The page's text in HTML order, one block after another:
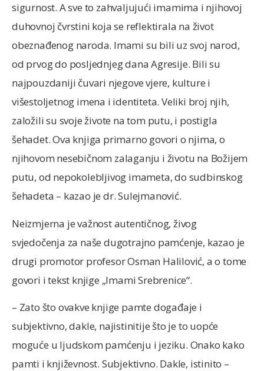
sigurnost. A sve to zahvaljujući imamima i njihovoj
duhovnoj čvrstini koja se reflektirala na život
obeznađenog naroda. Imami su bili uz svoj narod,
od prvog do posljednjeg dana Agresije. Bili su
najpouzdaniji čuvari njegove vjere, kulture i
višestoljetnog imena i identiteta. Veliki broj njih,
založili su svoje živote na tom putu, i postigla
šehadet. Ova knjiga primarno govori o njima, o
njihovom nesebičnom zalaganju i životu na Božijem
putu, od nepokolebljivog imameta, do sudbinskog
šehadeta – kazao je dr. Sulejmanović.
Neizmjerna je važnost autentičnog, živog
svjedočenja za naše dugotrajno pamćenje, kazao je
drugi promotor profesor Osman Halilović, a o tome
govori i tekst knjige „Imami Srebrenice“.
– Zato što ovakve knjige pamte događaje i
subjektivno, dakle, najistinitije što je to uopće
moguće u ljudskom pamćenju i jeziku. Onako kako
pamti i književnost. Subjektivno. Dakle, istinito –